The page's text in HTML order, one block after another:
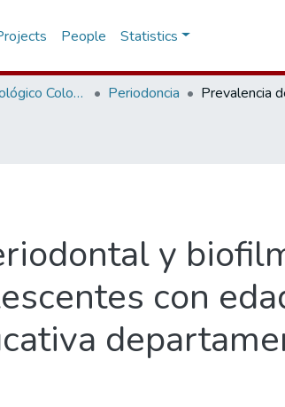
People Statistics
Colegio Odontológico Colombiano Periodoncia
y
con